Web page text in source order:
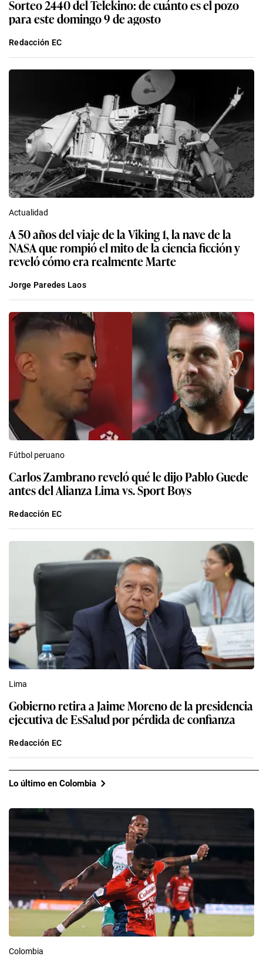
Sorteo 2440 del Telekino: de cuánto es el pozo
para este domingo 9 de agosto
Redacción EC
Actualidad
A 50 años del viaje de la Viking 1, la nave de la
NASA que rompió el mito de la ciencia ficción y
reveló cómo era realmente Marte
Jorge Paredes Laos
Fútbol peruano
Carlos Zambrano reveló qué le dijo Pablo Guede
antes del Alianza Lima vs. Sport Boys
Redacción EC
Lima
Gobierno retira a Jaime Moreno de la presidencia
ejecutiva de EsSalud por pérdida de confianza
Redacción EC
Lo último en Colombia
Colombia